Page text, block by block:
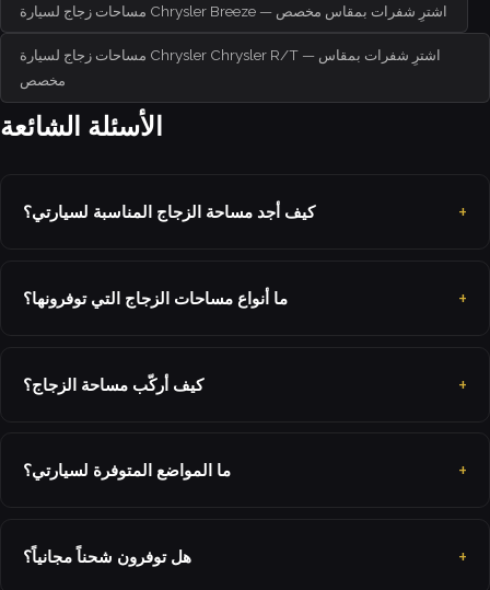
مساحات زجاج لسيارة Chrysler Breeze — اشترِ شفرات بمقاس مخصص
مساحات زجاج لسيارة Chrysler Chrysler R/T — اشترِ شفرات بمقاس
مخصص
الأسئلة الشائعة
كيف أجد مساحة الزجاج المناسبة لسيارتي؟
ما أنواع مساحات الزجاج التي توفرونها؟
كيف أركّب مساحة الزجاج؟
ما المواضع المتوفرة لسيارتي؟
هل توفرون شحناً مجانياً؟